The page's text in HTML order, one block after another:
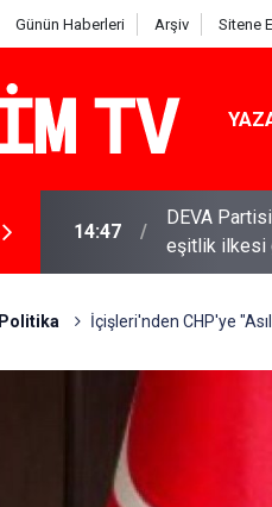
Günün Haberleri Arşiv Sitene
14:47
DEVA
eşitlik ilkesi
YENİ Parti
Politika İçişleri'nden CHP'ye